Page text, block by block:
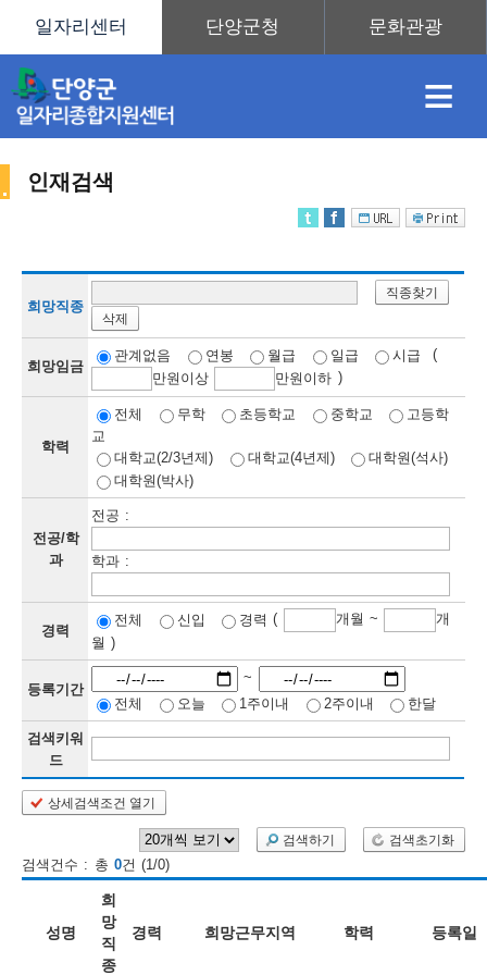
≡
용
정
재
정
업
훈
정
보
업
도
미
터
안
인재검색
희망직종
직종찾기
삭제
희망임금
관계없음 연봉 월급 일급 시급
(
만원이상 만원이하 )
학력
전체 무학 초등학교 중학교
고등학
교
대학교(2/3년제)
대학교(4년제)
대학원(석사)
대학원(박사)
전공/학
과
전공 :
학과 :
경력
전체 신입 경력 ( 개월 ~
개
월 )
등록기간
~
전체
오늘 1주이내 2주이내 한달
검색키워
드
상세검색조건 열기
검색하기 검색초기화
검색건수 : 총 0건 (1/0)
성명
희
망
직
종
경력 희망근무지역 학력 등록일
인
정
보
인
검